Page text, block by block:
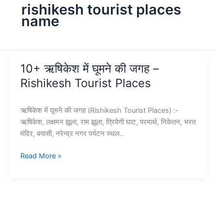
rishikesh tourist places
name
10+ ऋषिकेश में घूमने की जगह –
Rishikesh Tourist Places
ऋषिकेश में घूमने की जगह (Rishikesh Tourist Places) :-
ऋषिकेश, लक्षमन झूला, राम झूला, त्रिवेणी घाट, परमार्थ, निकेतन, भरत
मंदिर, बयासी, नरेन्द्र नगर पर्यटन स्थल..
10+
Read More »